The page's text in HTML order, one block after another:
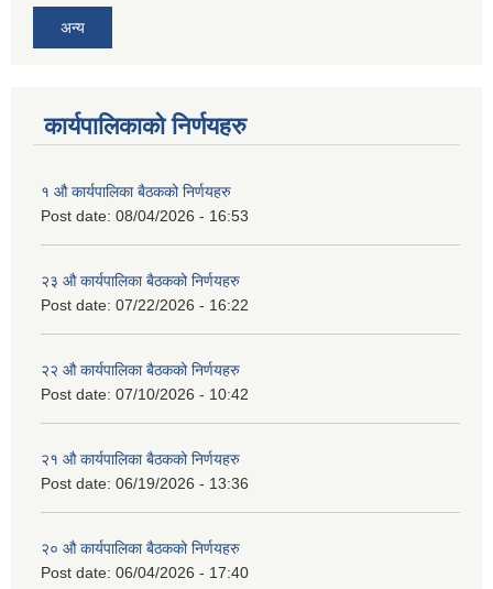
अन्य
कार्यपालिकाको निर्णयहरु
१ औ कार्यपालिका बैठकको निर्णयहरु
Post date: 08/04/2026 - 16:53
२३ औ कार्यपालिका बैठकको निर्णयहरु
Post date: 07/22/2026 - 16:22
२२ औ कार्यपालिका बैठकको निर्णयहरु
Post date: 07/10/2026 - 10:42
२१ औ कार्यपालिका बैठकको निर्णयहरु
Post date: 06/19/2026 - 13:36
२० औ कार्यपालिका बैठकको निर्णयहरु
Post date: 06/04/2026 - 17:40